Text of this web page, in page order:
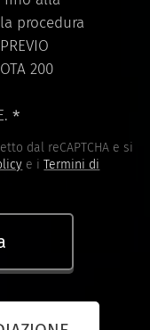
procedura
200
dal reCAPTCHA e si
e iTermini di